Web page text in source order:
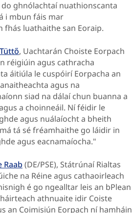
ghnólachtaí nuathionscanta
i mbun fáis mar
luathaithe san Eoraip.
, Uachtarán Choiste Eorpach
réigiúin agus cathracha
áitiúla le cuspóirí Eorpacha an
agus na
siad na dálaí chun buanna a
a choinneáil. Ní féidir le
agus nuálaíocht a bheith
tá sé fréamhaithe go láidir in
agus eacnamaíocha."
Raab (DE/PSE), Státrúnaí Rialtas
na Réine agus cathaoirleach
é go ngealltar leis an bPlean
athnuaite idir Coiste
an Coimisiún Eorpach ní hamháin